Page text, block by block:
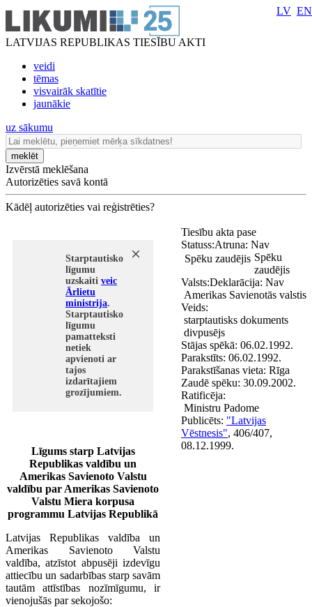
LATVIJAS REPUBLIKAS TIESĪBU AKTI
veidi
tēmas
visvairāk skatītie
jaunākie
LV EN
uz sākumu
meklēt
Izvērstā meklēšana
Autorizēties savā kontā
Kādēļ autorizēties vai reģistrēties?
Starptautisko
līgumu
uzskaiti veic
Ārlietu
ministrija.
Starptautisko
līgumu
pamatteksti
netiek
apvienoti ar
tajos
izdarītajiem
grozījumiem.
Līgums starp Latvijas
Republikas valdību un
Amerikas Savienoto Valstu
valdību par Amerikas Savienoto
Valstu Miera korpusa
programmu Latvijas Republikā
Latvijas Republikas valdība un
Amerikas Savienoto Valstu
valdība, atzīstot abpusēji izdevīgu
attiecību un sadarbības starp savām
tautām attīstības nozīmīgumu, ir
vienojušās par sekojošo:
Tiesību akta pase
Statuss:
Spēku zaudējis Spēku
zaudējis
Valsts:
Amerikas Savienotās valstis
Veids:
starptautisks dokuments
divpusējs
Stājas spēkā: 06.02.1992.
Parakstīts: 06.02.1992.
Parakstīšanas vieta: Rīga
Zaudē spēku: 30.09.2002.
Ratificēja:
Ministru Padome
Atruna: Nav
Deklarācija: Nav
Publicēts: "Latvijas
Vēstnesis", 406/407,
08.12.1999.